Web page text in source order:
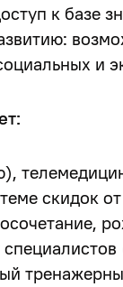
к базе
и
скидок